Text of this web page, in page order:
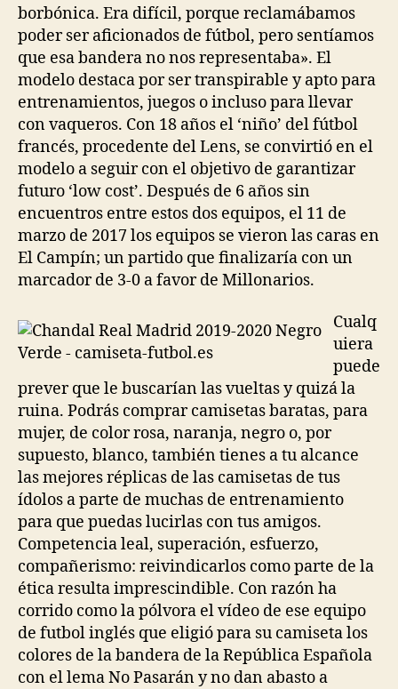
borbónica. Era difícil, porque reclamábamos
poder ser aficionados de fútbol, pero sentíamos
que esa bandera no nos representaba». El
modelo destaca por ser transpirable y apto para
entrenamientos, juegos o incluso para llevar
con vaqueros. Con 18 años el ‘niño’ del fútbol
francés, procedente del Lens, se convirtió en el
modelo a seguir con el objetivo de garantizar
futuro ‘low cost’. Después de 6 años sin
encuentros entre estos dos equipos, el 11 de
marzo de 2017 los equipos se vieron las caras en
El Campín; un partido que finalizaría con un
marcador de 3-0 a favor de Millonarios.
Cualq
uiera
puede
prever que le buscarían las vueltas y quizá la
ruina. Podrás comprar camisetas baratas, para
mujer, de color rosa, naranja, negro o, por
supuesto, blanco, también tienes a tu alcance
las mejores réplicas de las camisetas de tus
ídolos a parte de muchas de entrenamiento
para que puedas lucirlas con tus amigos.
Competencia leal, superación, esfuerzo,
compañerismo: reivindicarlos como parte de la
ética resulta imprescindible. Con razón ha
corrido como la pólvora el vídeo de ese equipo
de futbol inglés que eligió para su camiseta los
colores de la bandera de la República Española
con el lema No Pasarán y no dan abasto a